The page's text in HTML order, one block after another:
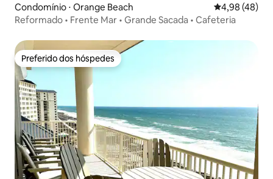
Condomínio ⋅ Orange Beach 4,98 de uma
4,98 (48)
Reformado • Frente Mar • Grande Sacada • Cafeteria
Preferido dos hóspedes
Preferido dos hóspedes